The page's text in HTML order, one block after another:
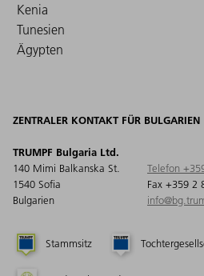
Kenia
Tunesien
Ägypten
ZENTRALER KONTAKT FÜR BULGARIEN
TRUMPF Bulgaria Ltd.
140 Mimi Balkanska St.
1540 Sofia
Bulgarien
Telefon
Fax +359 2
Stammsitz